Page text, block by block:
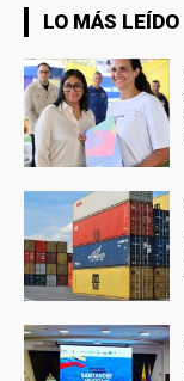
LO MÁS LEÍDO